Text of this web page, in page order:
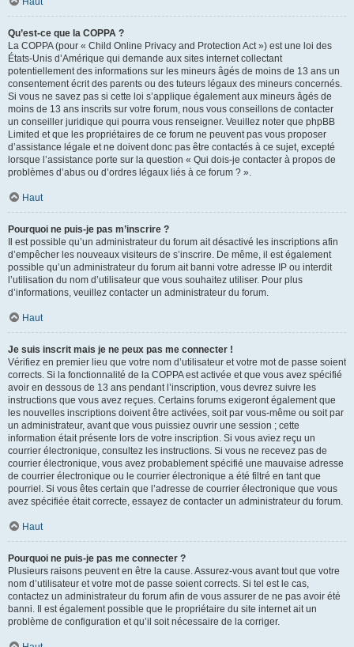
Qu’est-ce que la COPPA ?
La COPPA (pour « Child Online Privacy and Protection Act ») est une loi des
États-Unis d’Amérique qui demande aux sites internet collectant
potentiellement des informations sur les mineurs âgés de moins de 13 ans un
consentement écrit des parents ou des tuteurs légaux des mineurs concernés.
Si vous ne savez pas si cette loi s’applique également aux mineurs âgés de
moins de 13 ans inscrits sur votre forum, nous vous conseillons de contacter
un conseiller juridique qui pourra vous renseigner. Veuillez noter que phpBB
Limited et que les propriétaires de ce forum ne peuvent pas vous proposer
d’assistance légale et ne doivent donc pas être contactés à ce sujet, excepté
lorsque l’assistance porte sur la question « Qui dois-je contacter à propos de
problèmes d’abus ou d’ordres légaux liés à ce forum ? ».
Haut
Pourquoi ne puis-je pas m’inscrire ?
Il est possible qu’un administrateur du forum ait désactivé les inscriptions afin
d’empêcher les nouveaux visiteurs de s’inscrire. De même, il est également
possible qu’un administrateur du forum ait banni votre adresse IP ou interdit
l’utilisation du nom d’utilisateur que vous souhaitez utiliser. Pour plus
d’informations, veuillez contacter un administrateur du forum.
Haut
Je suis inscrit mais je ne peux pas me connecter !
Vérifiez en premier lieu que votre nom d’utilisateur et votre mot de passe soient
corrects. Si la fonctionnalité de la COPPA est activée et que vous avez spécifié
avoir en dessous de 13 ans pendant l’inscription, vous devrez suivre les
instructions que vous avez reçues. Certains forums exigeront également que
les nouvelles inscriptions doivent être activées, soit par vous-même ou soit par
un administrateur, avant que vous puissiez ouvrir une session ; cette
information était présente lors de votre inscription. Si vous aviez reçu un
courrier électronique, consultez les instructions. Si vous ne recevez pas de
courrier électronique, vous avez probablement spécifié une mauvaise adresse
de courrier électronique ou le courrier électronique a été filtré en tant que
pourriel. Si vous êtes certain que l’adresse de courrier électronique que vous
avez spécifiée était correcte, essayez de contacter un administrateur du forum.
Haut
Pourquoi ne puis-je pas me connecter ?
Plusieurs raisons peuvent en être la cause. Assurez-vous avant tout que votre
nom d’utilisateur et votre mot de passe soient corrects. Si tel est le cas,
contactez un administrateur du forum afin de vous assurer de ne pas avoir été
banni. Il est également possible que le propriétaire du site internet ait un
problème de configuration et qu’il soit nécessaire de la corriger.